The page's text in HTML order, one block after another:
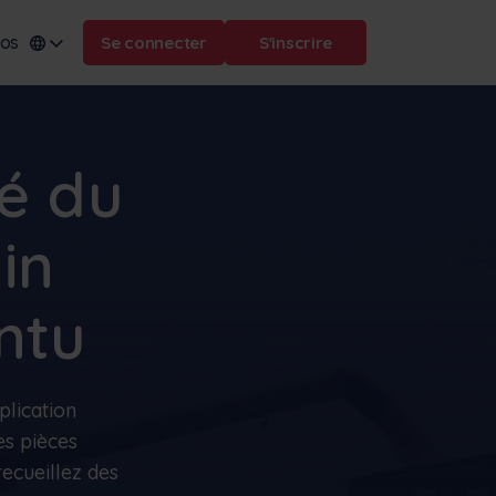
hors de l'eau.
Se connecter
:
S'inscrire
du
pièces
des